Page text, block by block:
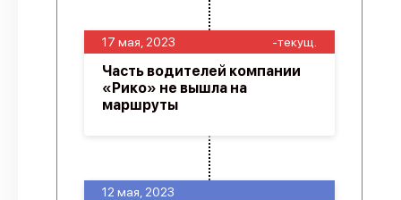
12 мая, 2023
17 мая, 2023 -текущ.
Часть водителей компании
«Рико» не вышла на
маршруты